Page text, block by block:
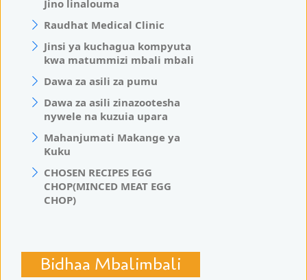
Jino linalouma
Raudhat Medical Clinic
Jinsi ya kuchagua kompyuta
kwa matummizi mbali mbali
Dawa za asili za pumu
Dawa za asili zinazootesha
nywele na kuzuia upara
Mahanjumati Makange ya
Kuku
CHOSEN RECIPES EGG
CHOP(MINCED MEAT EGG
CHOP)
Bidhaa Mbalimbali